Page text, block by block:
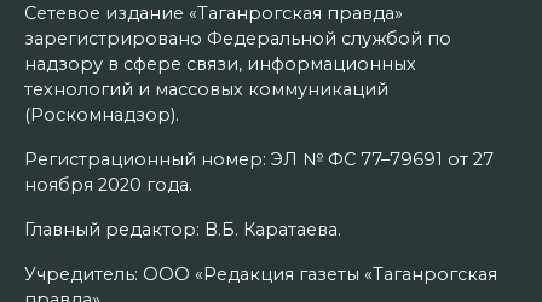
Сетевое издание «Таганрогская правда»
зарегистрировано Федеральной службой по
надзору в сфере связи, информационных
технологий и массовых коммуникаций
(Роскомнадзор).
Регистрационный номер: ЭЛ № ФС 77–79691 от 27
ноября 2020 года.
Главный редактор: В.Б. Каратаева.
Учредитель: ООО «Редакция газеты «Таганрогская